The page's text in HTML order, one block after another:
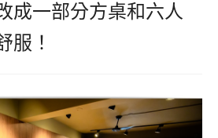
成一部分方桌和六人
服！